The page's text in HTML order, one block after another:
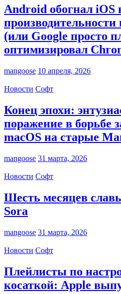
Android обогнал iOS
производительности
(или Google просто
оптимизировал
mangoose 10 апреля, 2026
Новости Софт
Конец эпохи:
поражение в борьбе
macOS на старые
mangoose 31 марта, 2026
Новости Софт
Шесть месяцев
Sora
mangoose 31 марта, 2026
Новости Софт
Плейлисты по
косаткой: Apple